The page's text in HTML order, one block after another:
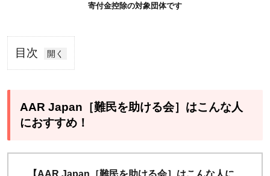
寄付金控除の対象団体です
目次
1 AAR
民を助け
る会］は
におすす
め！
AAR Japan［難民を助ける会］はこんな人
におすすめ！
【AAR Japan［難民を助ける会］はこんな人に